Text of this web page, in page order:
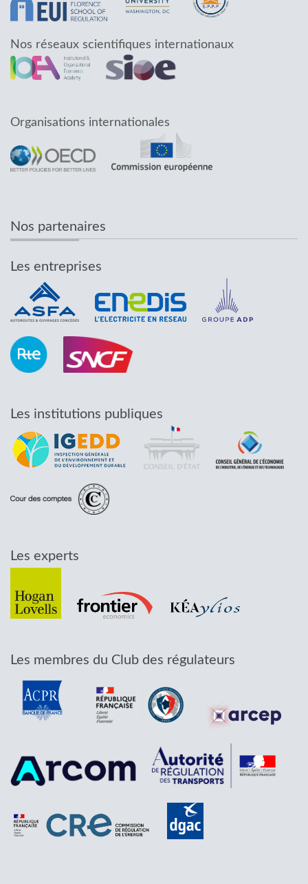
Nos réseaux scientifiques internationaux
Organisations internationales
Nos partenaires
Les entreprises
Les institutions publiques
Les experts
Les membres du Club des régulateurs